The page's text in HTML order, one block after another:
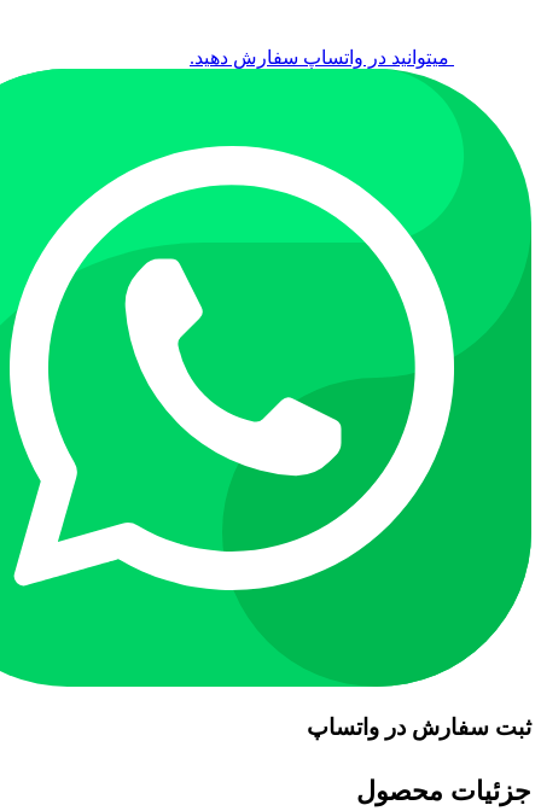
میتوانید در واتساپ سفارش دهید.
ثبت سفارش در واتساپ
جزئیات محصول